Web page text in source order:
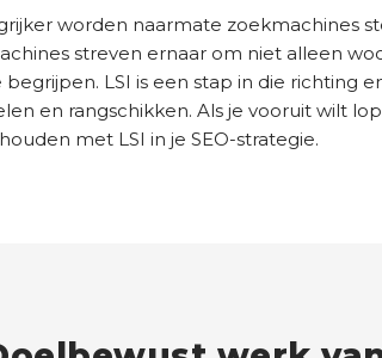
worden naarmate zoekmachines
streven ernaar om niet alleen
LSI is een stap in die richting
en rangschikken. Als je vooruit wilt
met LSI in je SEO-strategie.